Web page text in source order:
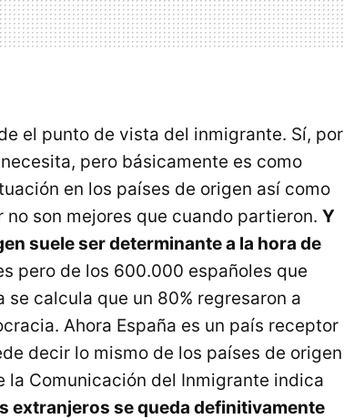
el punto de vista del inmigrante. Sí, por
pero básicamente es como
en los países de origen así como
son mejores que cuando partieron. Y
suele ser determinante a la hora de
pero de los 600.000 españoles que
calcula que un 80% regresaron a
Ahora España es un país receptor
decir lo mismo de los países de origen
la Comunicación del Inmigrante indica
extranjeros se queda definitivamente